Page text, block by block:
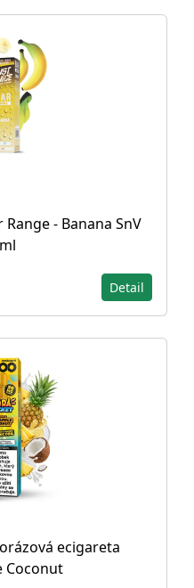
Range - Banana SnV
Detail
ecigareta
Coconut